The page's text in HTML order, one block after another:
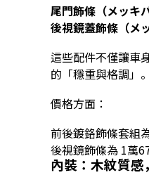
尾門飾條（メッキ
後視鏡蓋飾條（メ
這些配件不僅讓車
的「穩重與格調」。
價格方面：
前後鍍鉻飾條套組
後視鏡飾條為 1萬
內裝：木紋質感